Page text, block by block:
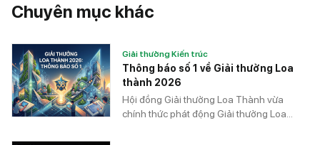
Chuyên mục khác
Giải thưởng Kiến trúc
Thông báo số 1 về Giải thưởng Loa
thành 2026
Hội đồng Giải thưởng Loa Thành vừa
chính thức phát động Giải thưởng Loa